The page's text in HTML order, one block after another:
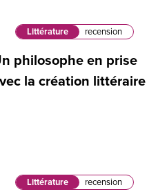
Littérature recension
philosophe en prise
la création littéraire
Littérature recension